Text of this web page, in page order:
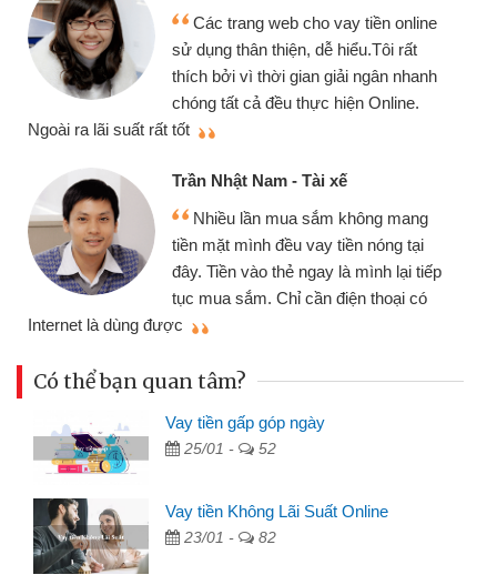
online
rất
nhanh
mang
tại
lại tiếp
Mình cần tiền gấp nên định
chiếc xe wave nhưng thật may đã
gói vay tiền bằng CMND online
cần gặp mặt nên rất tiện lợi, sẽ giới
thiệu cho bạn bè biết
Cấn Văn Lực - Tạp hóa
Tôi kinh doanh buôn bán nhỏ lẻ
nhiều lúc cần vốn nhập hàng, nhờ
đến website qua bạn bè giới thiệu
đã giải quyết được công việc của
Có thể bạn quan tâm?
Vay tiền gấp góp ngày
25/01 - 52
Vay tiền Không Lãi Suất Online
23/01 - 82